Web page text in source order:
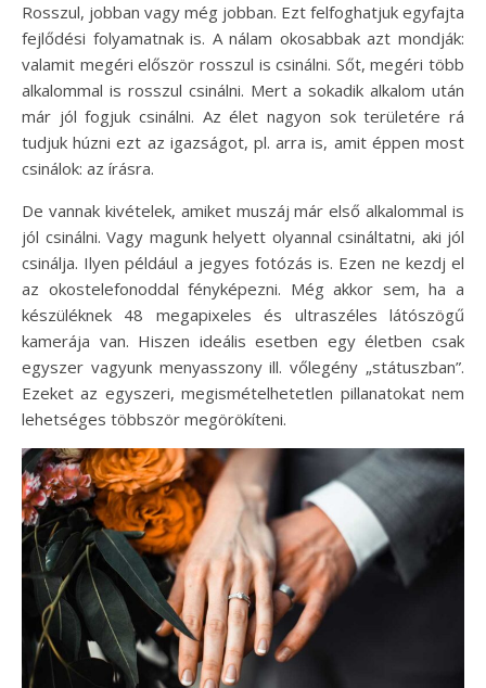
Rosszul, jobban vagy még jobban. Ezt felfoghatjuk egyfajta
fejlődési folyamatnak is. A nálam okosabbak azt mondják:
valamit megéri először rosszul is csinálni. Sőt, megéri több
alkalommal is rosszul csinálni. Mert a sokadik alkalom után
már jól fogjuk csinálni. Az élet nagyon sok területére rá
tudjuk húzni ezt az igazságot, pl. arra is, amit éppen most
csinálok: az írásra.
De vannak kivételek, amiket muszáj már első alkalommal is
jól csinálni. Vagy magunk helyett olyannal csináltatni, aki jól
csinálja. Ilyen például a jegyes fotózás is. Ezen ne kezdj el
az okostelefonoddal fényképezni. Még akkor sem, ha a
készüléknek 48 megapixeles és ultraszéles látószögű
kamerája van. Hiszen ideális esetben egy életben csak
egyszer vagyunk menyasszony ill. vőlegény „státuszban”.
Ezeket az egyszeri, megismételhetetlen pillanatokat nem
lehetséges többször megörökíteni.